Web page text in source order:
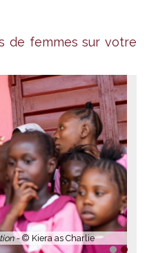
de femmes sur votre